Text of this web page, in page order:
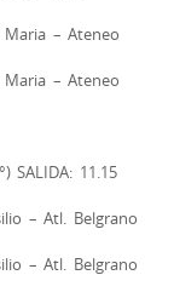
– Ateneo
– Ateneo
SALIDA: 11.15
– Atl. Belgrano
– Atl. Belgrano